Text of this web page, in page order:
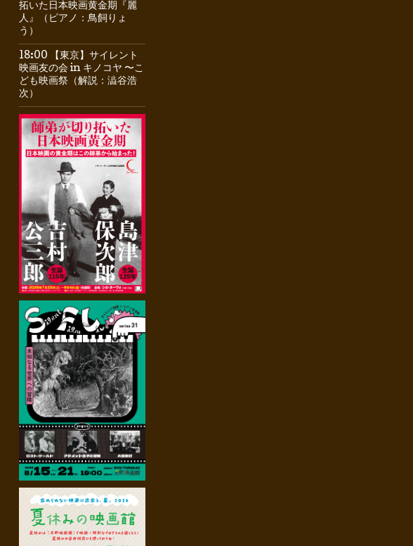
拓いた日本映画黄金期『麗
人』（ピアノ：鳥飼りょ
う）
18:00 【東京】サイレント
映画友の会 in キノコヤ 〜こ
ども映画祭（解説：澁谷浩
次）